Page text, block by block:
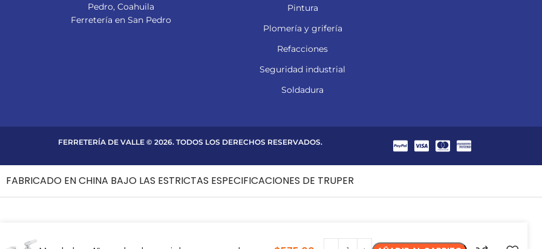
Pedro, Coahuila
Ferretería en San Pedro
Pintura
Plomería y grifería
Refacciones
Seguridad industrial
Soldadura
FERRETERÍA DE VALLE © 2026. TODOS LOS DERECHOS RESERVADOS.
FABRICADO EN CHINA BAJO LAS ESTRICTAS ESPECIFICACIONES DE TRUPER